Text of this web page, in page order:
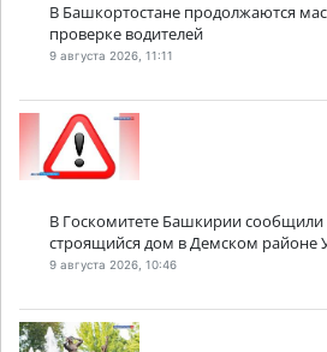
В Башкортостане продолжаются
проверке водителей
9 августа 2026, 11:11
В Госкомитете Башкирии
строящийся дом в Демском районе
9 августа 2026, 10:46